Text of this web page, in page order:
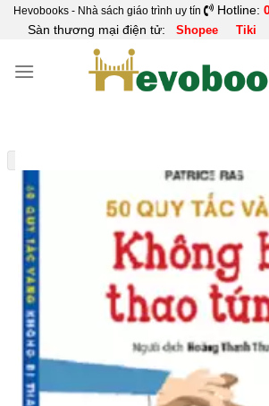
SkipHevobooks - Nhà sách giáo trình uy tín Hotline:
Sàn thương mại điện tử: Shopee Tiki